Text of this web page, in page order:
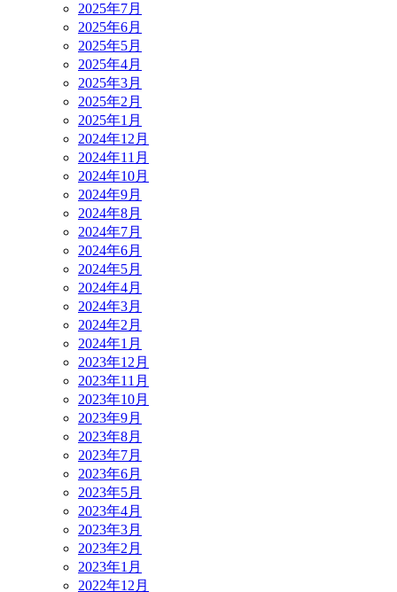
2025年7月
2025年6月
2025年5月
2025年4月
2025年3月
2025年2月
2025年1月
2024年12月
2024年11月
2024年10月
2024年9月
2024年8月
2024年7月
2024年6月
2024年5月
2024年4月
2024年3月
2024年2月
2024年1月
2023年12月
2023年11月
2023年10月
2023年9月
2023年8月
2023年7月
2023年6月
2023年5月
2023年4月
2023年3月
2023年2月
2023年1月
2022年12月